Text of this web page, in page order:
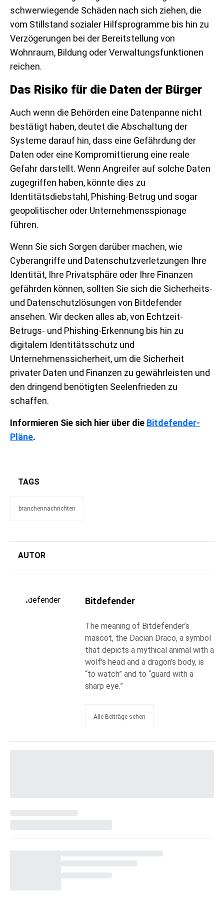
schwerwiegende Schäden nach sich ziehen, die
vom Stillstand sozialer Hilfsprogramme bis hin zu
Verzögerungen bei der Bereitstellung von
Wohnraum, Bildung oder Verwaltungsfunktionen
reichen.
Das Risiko für die Daten der Bürger
Auch wenn die Behörden eine Datenpanne nicht
bestätigt haben, deutet die Abschaltung der
Systeme darauf hin, dass eine Gefährdung der
Daten oder eine Kompromittierung eine reale
Gefahr darstellt. Wenn Angreifer auf solche Daten
zugegriffen haben, könnte dies zu
Identitätsdiebstahl, Phishing-Betrug und sogar
geopolitischer oder Unternehmensspionage
führen.
Wenn Sie sich Sorgen darüber machen, wie
Cyberangriffe und Datenschutzverletzungen Ihre
Identität, Ihre Privatsphäre oder Ihre Finanzen
gefährden können, sollten Sie sich die Sicherheits-
und Datenschutzlösungen von Bitdefender
ansehen. Wir decken alles ab, von Echtzeit-
Betrugs- und Phishing-Erkennung bis hin zu
digitalem Identitätsschutz und
Unternehmenssicherheit, um die Sicherheit
privater Daten und Finanzen zu gewährleisten und
den dringend benötigten Seelenfrieden zu
schaffen.
Informieren Sie sich hier über die Bitdefender-
Pläne.
TAGS
branchennachrichten
AUTOR
Bitdefender
The meaning of Bitdefender’s
mascot, the Dacian Draco, a symbol
that depicts a mythical animal with a
wolf’s head and a dragon’s body, is
“to watch” and to “guard with a
sharp eye.”
Alle Beiträge sehen